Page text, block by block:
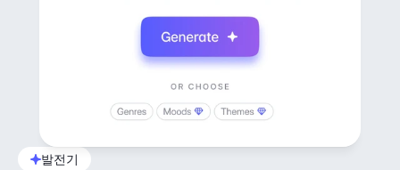
발전기